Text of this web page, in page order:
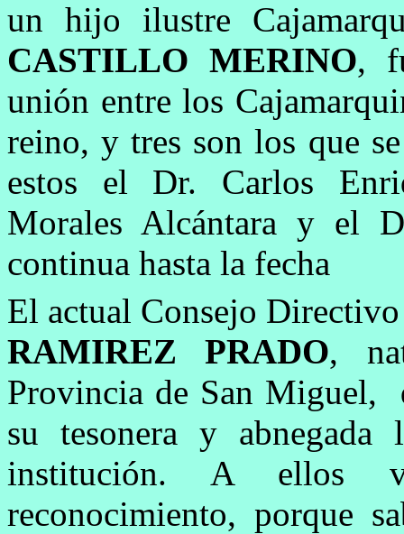
un hijo ilustre
CASTILLO MERINO,
unión entre los
reino, y tres son los que
estos el Dr. Carlos
Morales Alcántara y el
continua hasta la fecha
El actual Consejo
RAMIREZ PRADO,
Provincia de San Miguel,
su tesonera y
institución. A ellos
reconocimiento, porque